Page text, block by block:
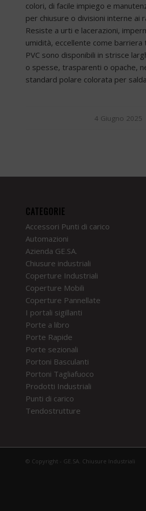
colori, di facile impiego e
per chiusure o divisioni interne ai
Resiste a urti e lacerazioni,
umidità, eccellente come barriera
PVC sono disponibili in strisce
o spesse, trasparenti o opache,
standard polare colorata per
4 Giugno 2025
CATEGORIE
Accessori Punti di carico
Automazioni
Azienda GE.SA.
Chiusure industriali
Coperture Industriali
Coperture Mobili
Coperture Pannellate
I portali sigillanti
Porte a libro
Porte Rapide
Porte sezionali
Portoni Basculanti
Portoni Tagliafuoco
Prodotti Industriali
Punti di carico
Tendostrutture
© Copyright - GE.SA. Chiusure Industriali